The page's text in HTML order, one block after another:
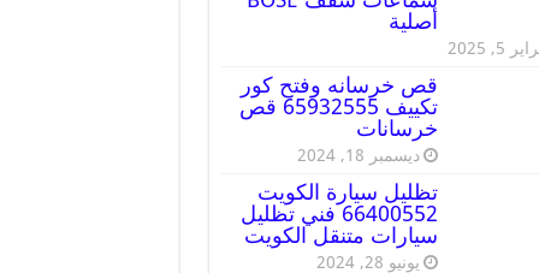
أصلية
5, 2025
قص خرسانه وفتح كور
تكييف 65932555 قص
خرسانات
ديسمبر 18, 2024
تظليل سيارة الكويت
66400552 فني تظليل
سيارات متنقل الكويت
يونيو 28, 2024